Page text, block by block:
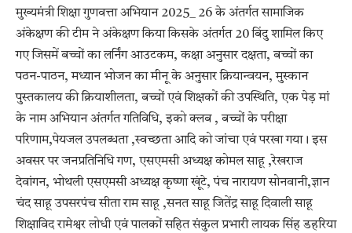
मुख्यमंत्री शिक्षा गुणवत्ता अभियान 2025_ 26 के अंतर्गत सामाजिक
अंकेक्षण की टीम ने अंकेक्षण किया किसके अंतर्गत 20 बिंदु शामिल किए
गए जिसमें बच्चों का लर्निंग आउटकम, कक्षा अनुसार दक्षता, बच्चों का
पठन-पाठन, मध्यान भोजन का मीनू के अनुसार क्रियान्वयन, मुस्कान
पुस्तकालय की क्रियाशीलता, बच्चों एवं शिक्षकों की उपस्थिति, एक पेड़ मां
के नाम अभियान अंतर्गत गतिविधि, इको क्लब , बच्चों के परीक्षा
परिणाम,पेयजल उपलब्धता ,स्वच्छता आदि को जांचा एवं परखा गया। इस
अवसर पर जनप्रतिनिधि गण, एसएमसी अध्यक्ष कोमल साहू ,रेखराज
देवांगन, भोथली एसएमसी अध्यक्ष कृष्णा खूंटे, पंच नारायण सोनवानी,ज्ञान
चंद साहू उपसरपंच सीता राम साहू ,सनत साहू जितेंद्र साहू दिवाली साहू
शिक्षाविद रामेश्वर लोधी एवं पालकों सहित संकुल प्रभारी लायक सिंह डहरिया